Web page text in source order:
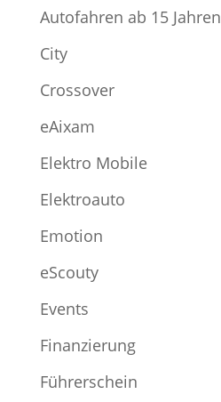
Autofahren ab 15 Jahren
City
Crossover
eAixam
Elektro Mobile
Elektroauto
Emotion
eScouty
Events
Finanzierung
Führerschein